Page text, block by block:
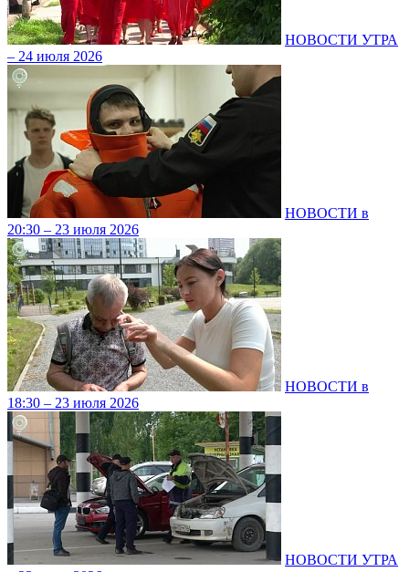
НОВОСТИ УТРА
– 24 июля 2026
НОВОСТИ в
20:30 – 23 июля 2026
НОВОСТИ в
18:30 – 23 июля 2026
НОВОСТИ УТРА